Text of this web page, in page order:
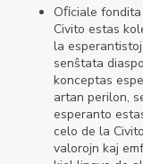
Oﬁciale
Civito estas
la
senŝtata
konceptas
artan perilon,
esperanto
celo de la
valorojn kaj